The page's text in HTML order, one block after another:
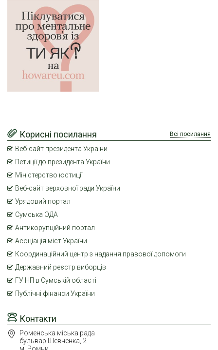
Контакти
Роменська міська рада
бульвар Шевченка, 2
Корисні посилання Всі посилання
Веб-сайт президента України
Петиції до президента України
Міністерство юстиції
Веб-сайт верховної ради України
Урядовий портал
Сумська ОДА
Антикорупційний портал
Асоціація міст України
Координаційний центр з надання правової допомоги
Державний реєстр виборців
ГУ НП в Сумській області
Публічні фінанси України